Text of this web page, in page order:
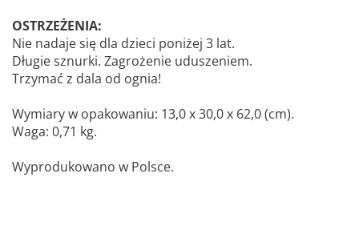
OSTRZEŻENIA:
Nie nadaje się dla dzieci poniżej 3 lat.
Długie sznurki. Zagrożenie uduszeniem.
Trzymać z dala od ognia!
Wymiary w opakowaniu: 13,0 x 30,0 x 62,0 (cm).
Waga: 0,71 kg.
Wyprodukowano w Polsce.